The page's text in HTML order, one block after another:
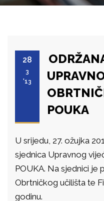
28
3
'13
POUKA
U srijedu, 27. ožujka
sjednica Upravnog
POUKA. Na sjednici je
Obrtničkog učilišta te
godinu.